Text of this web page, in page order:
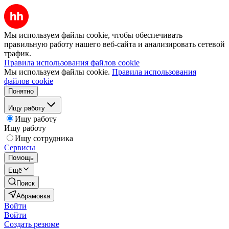
Мы используем файлы cookie, чтобы обеспечивать
правильную работу нашего веб-сайта и анализировать сетевой
трафик.
Правила использования файлов cookie
Мы используем файлы cookie. Правила использования
файлов cookie
Понятно
Ищу работу
Ищу работу
Ищу работу
Ищу сотрудника
Сервисы
Помощь
Ещё
Поиск
Абрамовка
Войти
Войти
Создать резюме